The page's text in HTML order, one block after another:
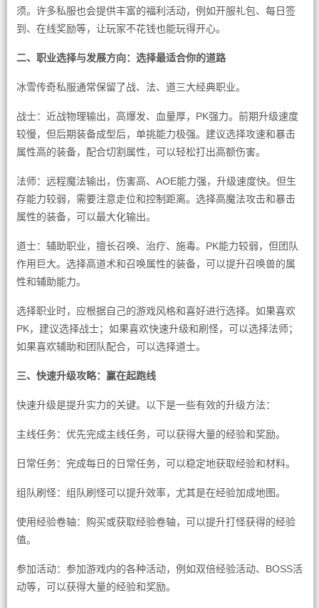
须。许多私服也会提供丰富的福利活动，例如开服礼包、每日签
到、在线奖励等，让玩家不花钱也能玩得开心。
二、职业选择与发展方向：选择最适合你的道路
冰雪传奇私服通常保留了战、法、道三大经典职业。
战士：近战物理输出，高爆发、血量厚，PK强力。前期升级速度
较慢，但后期装备成型后，单挑能力极强。建议选择攻速和暴击
属性高的装备，配合切割属性，可以轻松打出高额伤害。
法师：远程魔法输出，伤害高、AOE能力强，升级速度快。但生
存能力较弱，需要注意走位和控制距离。选择高魔法攻击和暴击
属性的装备，可以最大化输出。
道士：辅助职业，擅长召唤、治疗、施毒。PK能力较弱，但团队
作用巨大。选择高道术和召唤属性的装备，可以提升召唤兽的属
性和辅助能力。
选择职业时，应根据自己的游戏风格和喜好进行选择。如果喜欢
PK，建议选择战士；如果喜欢快速升级和刷怪，可以选择法师；
如果喜欢辅助和团队配合，可以选择道士。
三、快速升级攻略：赢在起跑线
快速升级是提升实力的关键。以下是一些有效的升级方法：
主线任务：优先完成主线任务，可以获得大量的经验和奖励。
日常任务：完成每日的日常任务，可以稳定地获取经验和材料。
组队刷怪：组队刷怪可以提升效率，尤其是在经验加成地图。
使用经验卷轴：购买或获取经验卷轴，可以提升打怪获得的经验
值。
参加活动：参加游戏内的各种活动，例如双倍经验活动、BOSS活
动等，可以获得大量的经验和奖励。